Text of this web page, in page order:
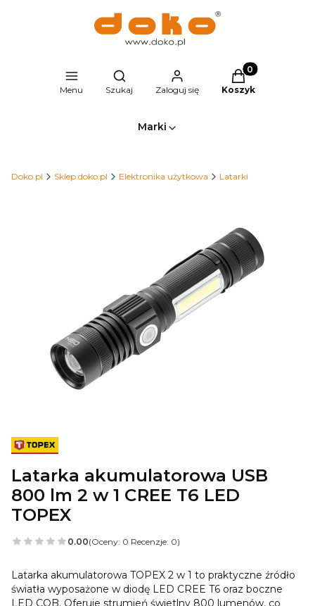
Menu
Otwórz wyszukiwarkę
Szukaj Zaloguj się
Produkty w
Koszyk
Marki
Doko.pl Sklep.doko.pl Elektronika użytkowa Latarki
Latarka akumulatorowa USB
800 lm 2 w 1 CREE T6 LED
TOPEX
0.00(Oceny: 0 Recenzje: 0)
Latarka akumulatorowa TOPEX 2 w 1 to praktyczne źródło
światła wyposażone w diodę LED CREE T6 oraz boczne
LED COB. Oferuje strumień świetlny 800 lumenów, co